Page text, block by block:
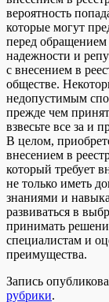
вероятность
которые могут
перед обращением
надежности и
с внесением в
обществе.
недопустимым
прежде чем
взвесьте все за и
В целом,
внесением в
который требует
не только иметь
знаниями и
развиваться в
принимать
специалистам и
преимущества.
Запись
рубрики.